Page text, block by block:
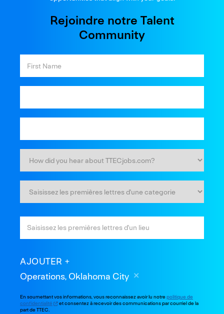
Rejoindre notre Talent
Community
AJOUTER
Operations, Oklahoma City
En soumettant vos informations, vous reconnaissez avoir lu notrepolitique de
confidentialité
et consentez à recevoir des communications par courriel de la
part de TTEC.